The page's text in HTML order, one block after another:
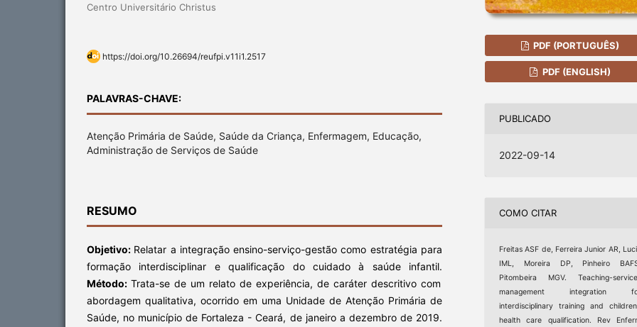
Centro Universitário Christus
https://doi.org/10.26694/reufpi.v11i1.2517
PALAVRAS-CHAVE:
Atenção Primária de Saúde, Saúde da Criança, Enfermagem, Educação,
Administração de Serviços de Saúde
RESUMO
Objetivo: Relatar a integração ensino-serviço-gestão como estratégia para
formação interdisciplinar e qualificação do cuidado à saúde infantil.
Método: Trata-se de um relato de experiência, de caráter descritivo com
abordagem qualitativa, ocorrido em uma Unidade de Atenção Primária de
Saúde, no município de Fortaleza - Ceará, de janeiro a dezembro de 2019.
PDF (PORTUGUÊS)
PDF (ENGLISH)
PUBLICADO
2022-09-14
COMO CITAR
Freitas ASF de, Ferreira Junior AR,
IML, Moreira DP, Pinheiro
Pitombeira MGV. Teaching-
management integration
interdisciplinary training and
health care qualification. Rev